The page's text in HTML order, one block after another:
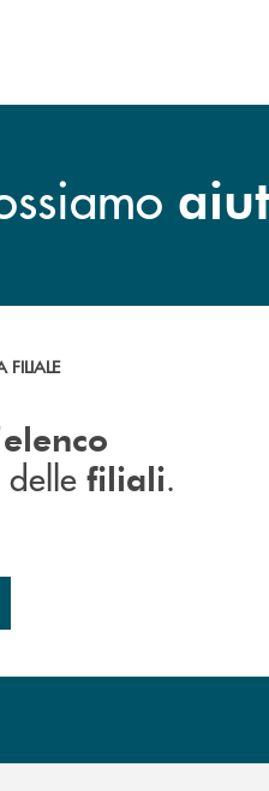
completo delle filiali .
FILIALE
elenco
delle filiali.